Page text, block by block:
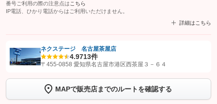
番号ご利用の際の注意点は こちら
IP電話、ひかり電話からはご利用いただけません。
詳細はこちら
【STEP1】認証画面でグーネットを友だち追加してから「許可する」ボタンを押
トーク画面で
ボタンをタップして問い合わせを
完了してください。
ネクステージ 名古屋茶屋店
4.9713件
〒455-0858 愛知県名古屋市港区西茶屋３－６４
MAPで販売店までのルートを確認する